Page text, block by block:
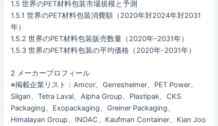
1.5 世界のPET材料包装市場規模と予測
1.5.1 世界のPET材料包装消費額（2020年対2024年対2031
年）
1.5.2 世界のPET材料包装販売数量（2020年-2031年）
1.5.3 世界のPET材料包装の平均価格（2020年-2031年）
2 メーカープロフィール
※掲載企業リスト：Amcor、Gerresheimer、PET Power、
Silgan、Tetra Laval、Alpha Group、Plastipak、CKS
Packaging、Exopackaging、Greiner Packaging、
Himalayan Group、INOAC、Kaufman Container、Kian Joo